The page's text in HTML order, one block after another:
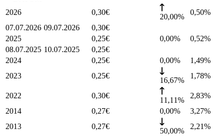
2026 0,30€
20,00%
0,50%
07.07.2026 09.07.2026 0,30€
2025
0,25€ 0,00% 0,52%
08.07.2025 10.07.2025 0,25€
2024
0,25€ 0,00% 1,49%
2023
0,25€
16,67%
1,78%
2022 0,30€
11,11%
2,83%
2014
0,27€ 0,00% 3,27%
2013
0,27€
50,00%
2,21%